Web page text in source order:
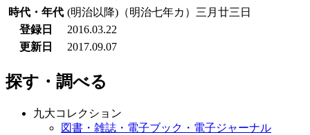
時代・年代 (明治以降)（明治七年カ）三月廿三日
登録日
2016.03.22
更新日
2017.09.07
探す・調べる
九大コレクション
図書・雑誌・電子ブック・電子ジャーナル